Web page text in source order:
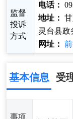
监督
投诉
方式
电话：
地址：
灵台县政
网址：
基本信息 受
事项